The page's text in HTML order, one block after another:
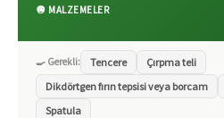
🧅 MALZEMELER
🍳 Gerekli: Tencere
Çırpma teli
Dikdörtgen fırın tepsisi veya borcam
Spatula